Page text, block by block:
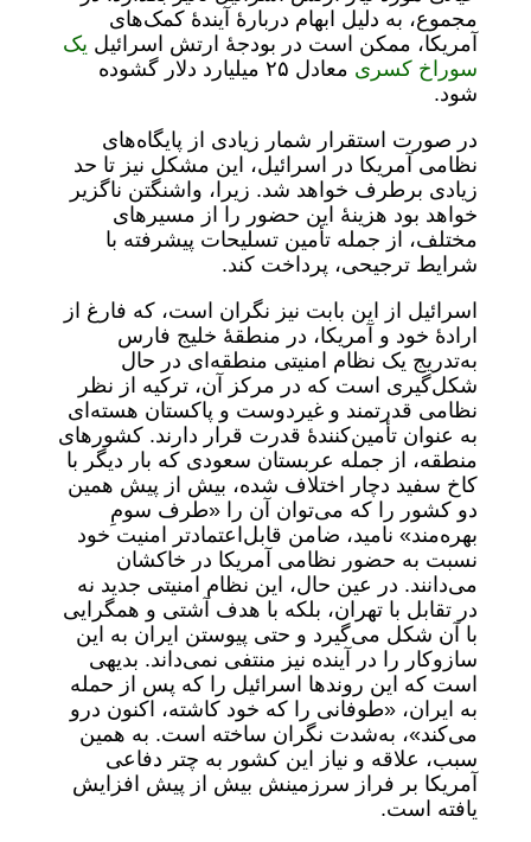
مجموع، به دلیل ابهام دربارۀ آیندۀ کمک‌های
آمریکا، ممکن است در بودجۀ ارتش اسرائیل یک
سوراخ کسری
معادل ۲۵ میلیارد دلار گشوده
شود.
در صورت استقرار شمار زیادی از پایگاه‌های
نظامی آمریکا در اسرائیل، این مشکل نیز تا حد
زیادی برطرف خواهد شد. زیرا، واشنگتن ناگزیر
خواهد بود هزینۀ این حضور را از مسیرهای
مختلف، از جمله تأمین تسلیحات پیشرفته با
شرایط ترجیحی، پرداخت کند.
اسرائیل از این بابت نیز نگران است، که فارغ از
ارادۀ خود و آمریکا، در منطقۀ خلیج فارس
به‌تدریج یک نظام امنیتی منطقه‌ای در حال
شکل‌گیری است که در مرکز آن، ترکیه از نظر
نظامی قدرتمند و غیردوست و پاکستان هسته‌ای
به عنوان تأمین‌کنندۀ قدرت قرار دارند. کشورهای
منطقه، از جمله عربستان سعودی که بار دیگر با
کاخ سفید دچار اختلاف شده، بیش از پیش همین
دو کشور را که می‌توان آن را «طرف سومِ
بهره‌مند» نامید، ضامن قابل‌اعتمادتر امنیت خود
نسبت به حضور نظامی آمریکا در خاکشان
می‌دانند. در عین حال، این نظام امنیتی جدید نه
در تقابل با تهران، بلکه با هدف آشتی و همگرایی
با آن شکل می‌گیرد و حتی پیوستن ایران به این
سازوکار را در آینده نیز منتفی نمی‌داند. بدیهی
است که این روندها اسرائیل را که پس از حمله
به ایران، «طوفانی را که خود کاشته، اکنون درو
می‌کند»، به‌شدت نگران ساخته است. به همین
سبب، علاقه و نیاز این کشور به چتر دفاعی
آمریکا بر فراز سرزمینش بیش از پیش افزایش
یافته است.